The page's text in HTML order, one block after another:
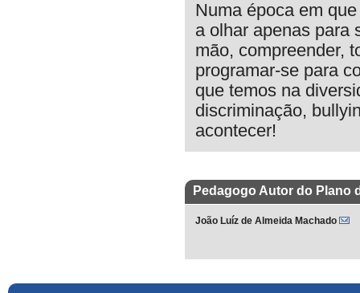
Numa época em
a olhar apenas para
mão, compreender,
programar-se para
que temos na
discriminação,
acontecer!
Pedagogo Autor do Plano
João Luíz de Almeida Machado